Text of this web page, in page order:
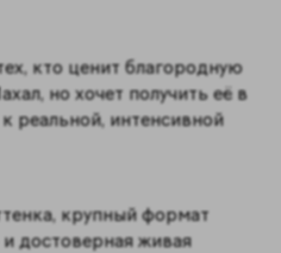
кто ценит благородную
но хочет получить её в
реальной, интенсивной
крупный формат
достоверная живая